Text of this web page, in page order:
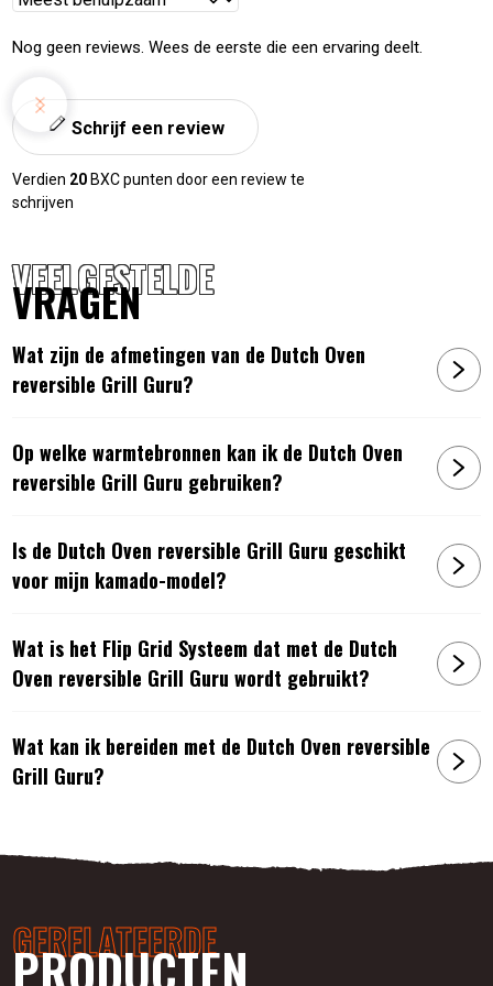
bijvoorbeeldeen gietijzeren pan
van stoofschotels, een grillroostervoor het grillen van vlees
pizza.
Artikelnummer: 8720168010698
Nog geen reviews. Wees de eerste die een ervaring deelt.
Schrijf een review
Verdien 20 BXC punten door een review te
schrijven
VEELGESTELDE
VRAGEN
Wat zijn de afmetingen van de Dutch Oven
reversible Grill Guru?
Op welke warmtebronnen kan ik de Dutch Oven
reversible Grill Guru gebruiken?
Is de Dutch Oven reversible Grill Guru geschikt
voor mijn kamado-model?
Wat is het Flip Grid Systeem dat met de Dutch
Oven reversible Grill Guru wordt gebruikt?
Wat kan ik bereiden met de Dutch Oven reversible
Grill Guru?
GERELATEERDE
PRODUCTEN